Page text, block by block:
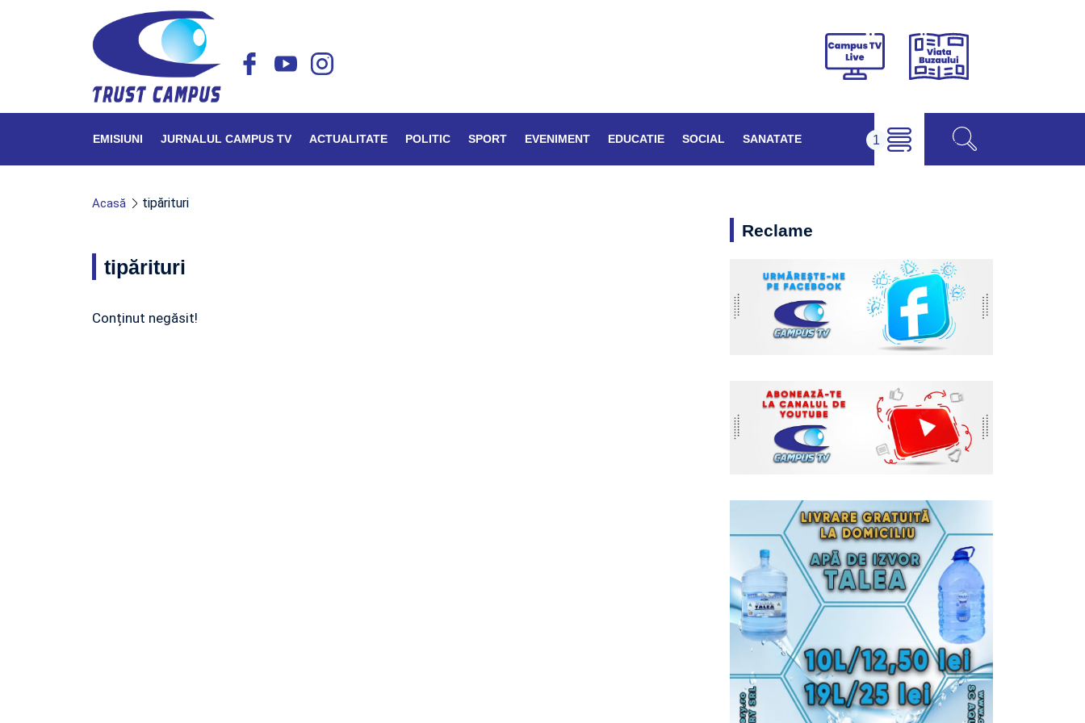
Campus
Viața
EMISIUNI JURNALUL CAMPUS TV ACTUALITATE POLITIC SPORT EVENIMENT EDUCATIE SOCIAL SANATATE
Acasă tipărituri
tipărituri
Conținut negăsit!
Reclame